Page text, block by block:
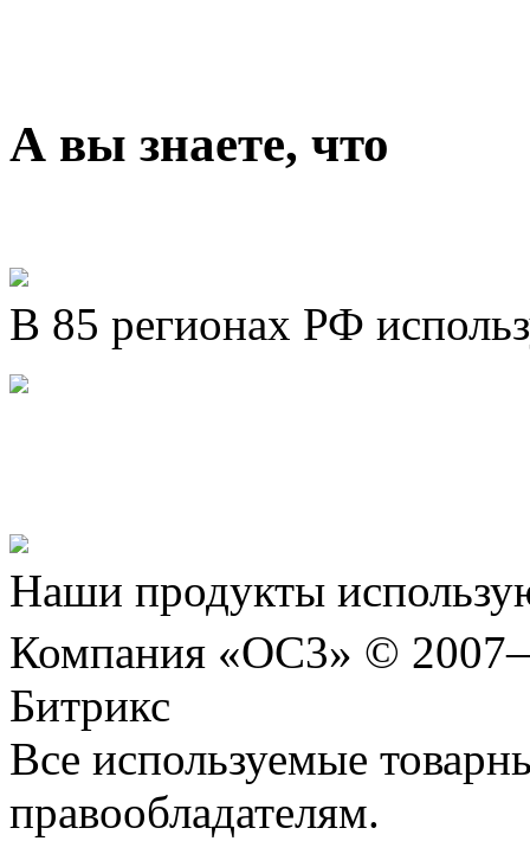
А вы знаете, что
В 85 регионах РФ
Наши продукты
Компания «ОС3» ©
Битрикс
Все используемые
правообладателям.